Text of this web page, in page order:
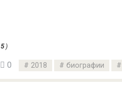
5)
0 2018 биографии